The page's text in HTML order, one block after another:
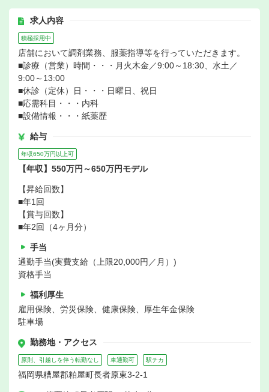
求人内容
積極採用中
店舗において調剤業務、服薬指導等を行っていただきます。
■診療（営業）時間・・・月火木金／9:00～18:30、水土／
9:00～13:00
■休診（定休）日・・・日曜日、祝日
■応需科目・・・内科
■設備情報・・・紙薬歴
給与
年収650万円以上可
【年収】550万円～650万円モデル
【昇給回数】
■年1回
【賞与回数】
■年2回（4ヶ月分）
手当
通勤手当(実費支給（上限20,000円／月）)
資格手当
福利厚生
雇用保険、労災保険、健康保険、厚生年金保険
駐車場
勤務地・アクセス
原則、引越しを伴う転勤なし 車通勤可 駅チカ
福岡県糟屋郡粕屋町長者原東3-2-1